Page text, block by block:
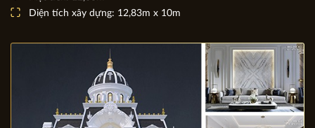
Diện tích xây dựng: 12,83m x 10m